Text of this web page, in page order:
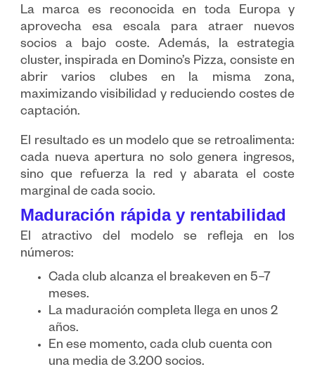
La marca es reconocida en toda Europa y
aprovecha esa escala para atraer nuevos
socios a bajo coste. Además, la estrategia
cluster, inspirada en Domino’s Pizza, consiste en
abrir varios clubes en la misma zona,
maximizando visibilidad y reduciendo costes de
captación.
El resultado es un modelo que se retroalimenta:
cada nueva apertura no solo genera ingresos,
sino que refuerza la red y abarata el coste
marginal de cada socio.
Maduración rápida y rentabilidad
El atractivo del modelo se refleja en los
números:
Cada club alcanza el breakeven en 5–7
meses.
La maduración completa llega en unos 2
años.
En ese momento, cada club cuenta con
una media de 3.200 socios.